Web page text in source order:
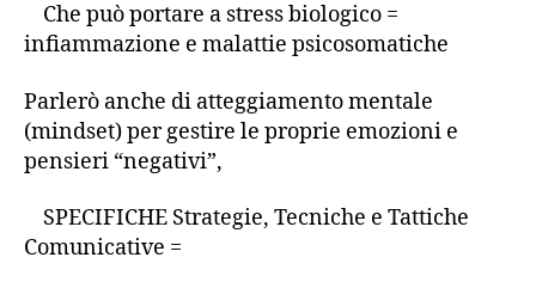
Che può portare a stress biologico =
infiammazione e malattie psicosomatiche
Parlerò anche di atteggiamento mentale
(mindset) per gestire le proprie emozioni e
pensieri “negativi”,
SPECIFICHE Strategie, Tecniche e Tattiche
Comunicative =